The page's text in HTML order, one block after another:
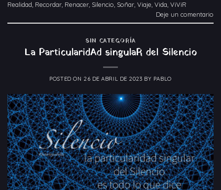
Realidad Recordar Renacer Silencio Soñar Viaje Vida ViViR
Deje un comentario
SIN CATEGORÍA
La ParticularidAd singulaR del Silencio
POSTED ON 26 DE ABRIL DE 2023 BY PABLO